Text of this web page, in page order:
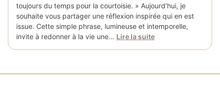
toujours du temps pour la courtoisie. » Aujourd’hui, je
souhaite vous partager une réflexion inspirée qui en est
issue. Cette simple phrase, lumineuse et intemporelle,
invite à redonner à la vie une… Lire la suite